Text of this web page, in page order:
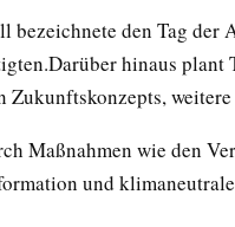
bezeichnete den Tag der
hinaus plant
Zukunftskonzepts,
Maßnahmen wie den
und